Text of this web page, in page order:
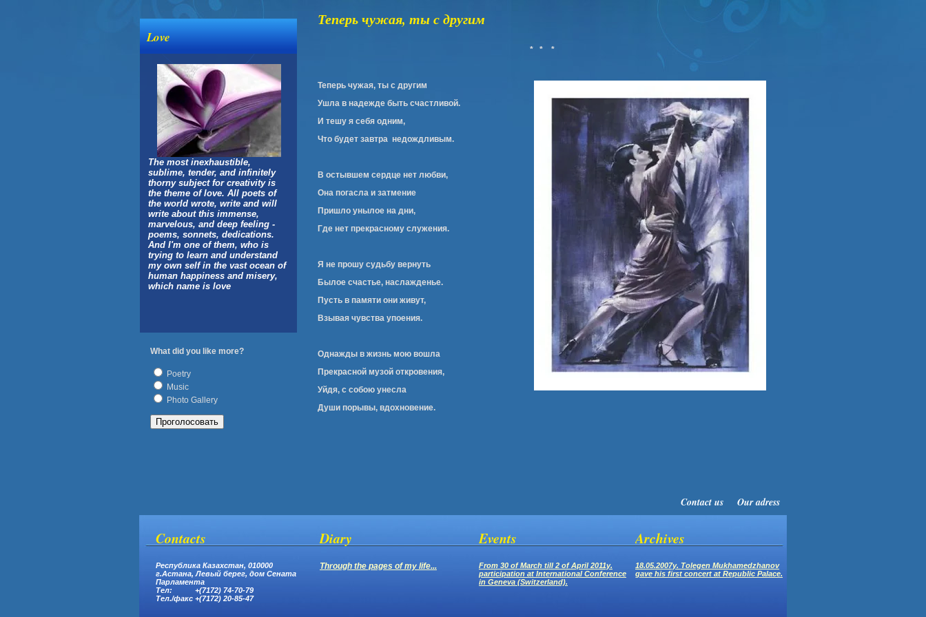
Love
The most inexhaustible,
sublime, tender, and infinitely
thorny subject for creativity is
the theme of love. All poets of
the world wrote, write and will
write about this immense,
marvelous, and deep feeling -
poems, sonnets, dedications.
And I'm one of them, who is
trying to learn and understand
my own self in the vast ocean of
human happiness and misery,
which name is love
What did you like more?
Poetry
Music
Photo Gallery
Теперь чужая, ты с другим
* * *
Теперь чужая, ты с другим
Ушла в надежде быть счастливой.
И тешу я себя одним,
Что будет завтра недождливым.
В остывшем сердце нет любви,
Она погасла и затмение
Пришло унылое на дни,
Где нет прекрасному служения.
Я не прошу судьбу вернуть
Былое счастье, наслажденье.
Пусть в памяти они живут,
Взывая чувства упоения.
Однажды в жизнь мою вошла
Прекрасной музой откровения,
Уйдя, с собою унесла
Души порывы, вдохновение.
Contact us Our adress
Contacts
Республика Казахстан, 010000
г.Астана, Левый берег, дом Сената
Парламента
Тел: +(7172) 74-70-79
Тел./факс +(7172) 20-85-47
Diary
Through the pages of my life...
Events
From 30 of March till 2 of April 2011y.
participation at International Conference
in Geneva (Switzerland).
Archives
18.05.2007y. Tolegen Mukhamedzhanov
gave his first concert at Republic Palace.